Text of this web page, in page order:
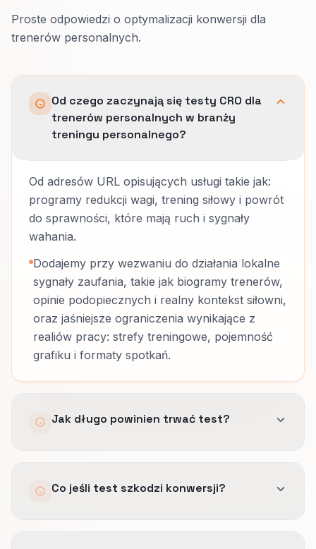
Proste odpowiedzi o optymalizacji konwersji dla
trenerów personalnych.
Od czego zaczynają się testy CRO dla
trenerów personalnych w branży
treningu personalnego?
Od adresów URL opisujących usługi takie jak:
programy redukcji wagi, trening siłowy i powrót
do sprawności, które mają ruch i sygnały
wahania.
Dodajemy przy wezwaniu do działania lokalne
sygnały zaufania, takie jak biogramy trenerów,
opinie podopiecznych i realny kontekst siłowni,
oraz jaśniejsze ograniczenia wynikające z
realiów pracy: strefy treningowe, pojemność
grafiku i formaty spotkań.
Jak długo powinien trwać test?
obejmuje cykle biznesowe trenerów
Co jeśli test szkodzi konwersji?